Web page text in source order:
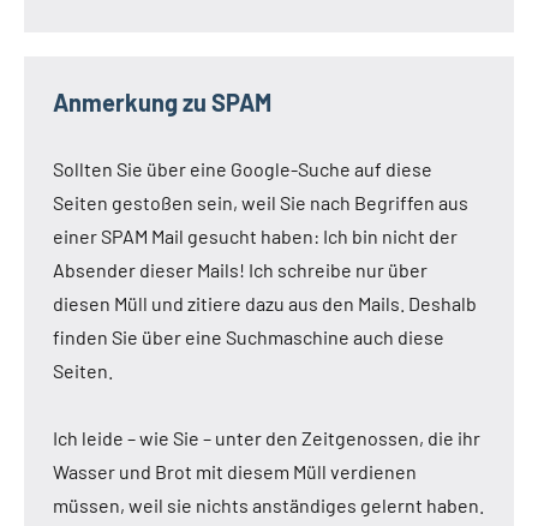
Anmerkung zu SPAM
Sollten Sie über eine Google-Suche auf diese
Seiten gestoßen sein, weil Sie nach Begriffen aus
einer SPAM Mail gesucht haben: Ich bin nicht der
Absender dieser Mails! Ich schreibe nur über
diesen Müll und zitiere dazu aus den Mails. Deshalb
finden Sie über eine Suchmaschine auch diese
Seiten.
Ich leide – wie Sie – unter den Zeitgenossen, die ihr
Wasser und Brot mit diesem Müll verdienen
müssen, weil sie nichts anständiges gelernt haben.